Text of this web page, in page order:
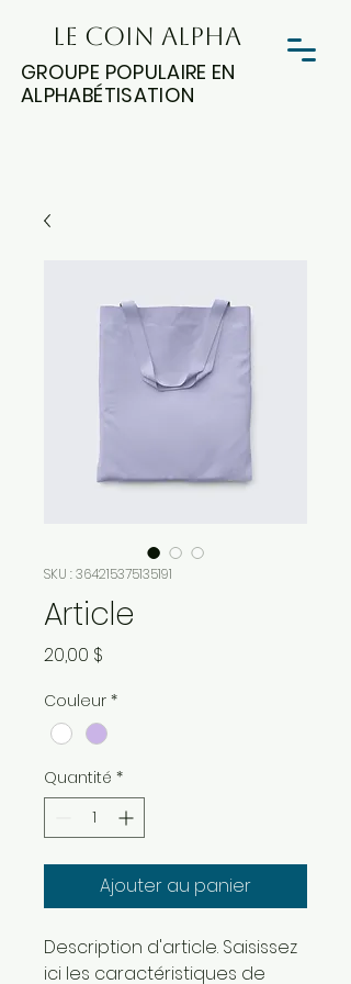
LE COIN ALPHA
GROUPE POPULAIRE EN
ALPHABÉTISATION
SKU : 364215375135191
Article
20,00 $
Couleur *
Quantité *
Ajouter au panier
Description d'article. Saisissez
ici les caractéristiques de